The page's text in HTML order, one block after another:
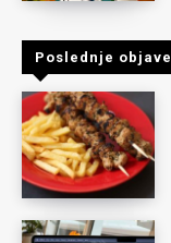
Poslednje objave